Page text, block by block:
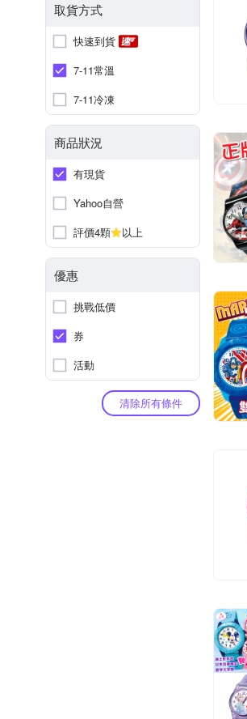
取貨方式
快速到貨
7-11常溫
7-11冷凍
商品狀況
有現貨
Yahoo自營
評價4顆
以上
優惠
挑戰低價
券
活動
清除所有條件